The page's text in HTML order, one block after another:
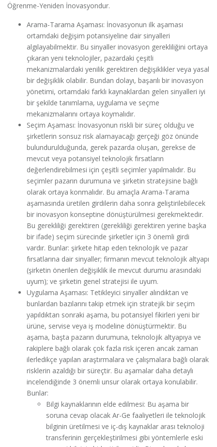
Öğrenme-Yeniden İnovasyondur.
Arama-Tarama Aşaması: İnovasyonun ilk aşaması
ortamdaki değişim potansiyeline dair sinyalleri
algılayabilmektir. Bu sinyaller inovasyon gerekliliğini ortaya
çıkaran yeni teknolojiler, pazardaki çeşitli
mekanizmalardaki yenilik gerektiren değişiklikler veya yasal
bir değişiklik olabilir. Bundan dolayı, başarılı bir inovasyon
yönetimi, ortamdaki farklı kaynaklardan gelen sinyalleri iyi
bir şekilde tanımlama, uygulama ve seçme
mekanizmalarını ortaya koymalıdır.
Seçim Aşaması: İnovasyonun riskli bir süreç olduğu ve
şirketlerin sonsuz risk alamayacağı gerçeği göz önünde
bulundurulduğunda, gerek pazarda oluşan, gerekse de
mevcut veya potansiyel teknolojik fırsatların
değerlendirebilmesi için çeşitli seçimler yapılmalıdır. Bu
seçimler pazarın durumuna ve şirketin stratejisine bağlı
olarak ortaya konmalıdır. Bu amaçla Arama-Tarama
aşamasında üretilen girdilerin daha sonra geliştirilebilecek
bir inovasyon konseptine dönüştürülmesi gerekmektedir.
Bu gerekliliği gerektiren (gerekliliği gerektiren yerine başka
bir ifade) seçim sürecinde şirketler için 3 önemli girdi
vardır. Bunlar: şirkete hitap eden teknolojik ve pazar
fırsatlarına dair sinyaller; firmanın mevcut teknolojik altyapı
(şirketin önerilen değişiklik ile mevcut durumu arasındaki
uyum); ve şirketin genel stratejisi ile uyum.
Uygulama Aşaması: Tetikleyici sinyaller alındıktan ve
bunlardan bazılarını takip etmek için stratejik bir seçim
yapıldıktan sonraki aşama, bu potansiyel fikirleri yeni bir
ürüne, servise veya iş modeline dönüştürmektir. Bu
aşama, başta pazarın durumuna, teknolojik altyapıya ve
rakiplere bağlı olarak çok fazla risk içeren ancak zaman
ilerledikçe yapılan araştırmalara ve çalışmalara bağlı olarak
risklerin azaldığı bir süreçtir. Bu aşamalar daha detaylı
incelendiğinde 3 önemli unsur olarak ortaya konulabilir.
Bunlar:
Bilgi kaynaklarının elde edilmesi: Bu aşama bir
soruna cevap olacak Ar-Ge faaliyetleri ile teknolojik
bilginin üretilmesi ve iç-dış kaynaklar arası teknoloji
transferinin gerçekleştirilmesi gibi yöntemlerle eski